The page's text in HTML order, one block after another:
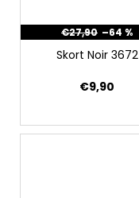
€27,90 –64 %
Skort Noir 3672
€9,90